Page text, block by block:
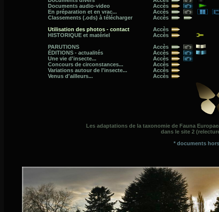
Documents audio-video
En préparation et en vrac...
Classements (.ods) à télécharger
Utilisation des photos - contact
HISTORIQUE et matériel
PARUTIONS
ÉDITIONS - actualités
Une vie d'insecte...
Concours de circonstances...
Variations autour de l'insecte...
Venus d'ailleurs...
Accès
Accès
Accès
Accès
Accès
Accès
Accès
Accès
Accès
Accès
Accès
Les adaptations de la taxonomie de Fauna
dans le site 2
* documents